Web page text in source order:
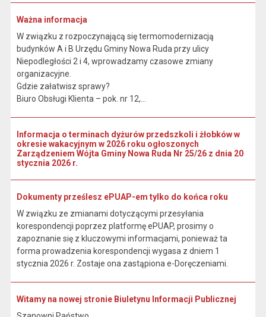
Ważna informacja
W związku z rozpoczynającą się termomodernizacją
budynków A i B Urzędu Gminy Nowa Ruda przy ulicy
Niepodległości 2 i 4, wprowadzamy czasowe zmiany
organizacyjne.
Gdzie załatwisz sprawy?
Biuro Obsługi Klienta – pok. nr 12,...
Informacja o terminach dyżurów przedszkoli i żłobków w
okresie wakacyjnym w 2026 roku ogłoszonych
Zarządzeniem Wójta Gminy Nowa Ruda Nr 25/26 z dnia 20
stycznia 2026 r.
Dokumenty prześlesz ePUAP-em tylko do końca roku
W związku ze zmianami dotyczącymi przesyłania
korespondencji poprzez platformę ePUAP, prosimy o
zapoznanie się z kluczowymi informacjami, ponieważ ta
forma prowadzenia korespondencji wygasa z dniem 1
stycznia 2026 r. Zostaje ona zastąpiona e-Doręczeniami.
Witamy na nowej stronie Biuletynu Informacji Publicznej